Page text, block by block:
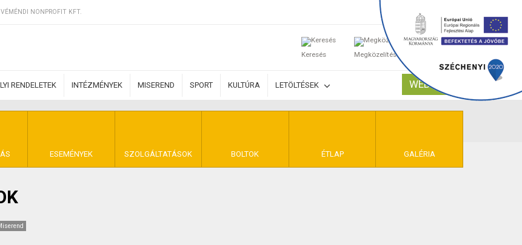
VÉMÉNDI NONPROFIT KFT.
Keresés Megközelítés
0
RENDELETEK INTÉZMÉNYEK MISEREND SPORT KULTÚRA LETÖLTÉSEK WEBSHOP
ESEMÉNYEK SZOLGÁLTATÁSOK BOLTOK ÉTLAP GALÉRIA
FELTÉTELEK
VÉMÉND